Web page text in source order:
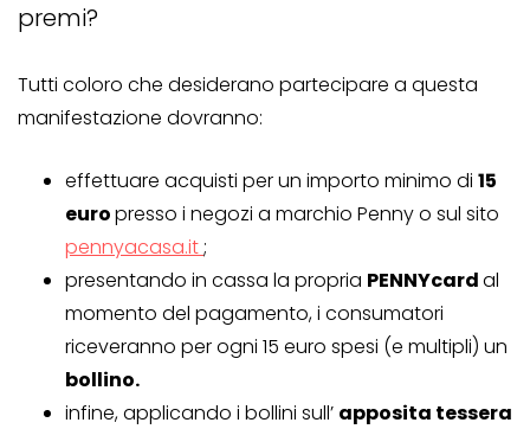
premi?
Tutti coloro che desiderano partecipare a questa
manifestazione dovranno:
effettuare acquisti per un importo minimo di 15
europresso i negozi a marchio Penny o sul sito
pennyacasa.it;
presentando in cassa la propria PENNYcardal
momento del pagamento, i consumatori
riceveranno per ogni 15 euro spesi (e multipli) un
bollino.
infine, applicando i bollini sull’ apposita tessera